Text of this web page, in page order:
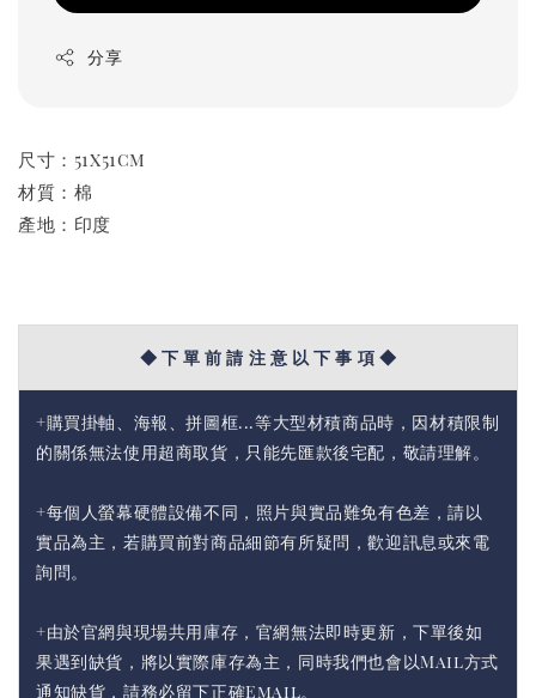
分享
尺寸：51x51cm
材質：棉
產地：印度
◆ 下 單 前 請 注 意 以 下 事 項 ◆
+購買掛軸、海報、拼圖框...等大型材積商品時，因材積限制
的關係無法使用超商取貨，只能先匯款後宅配，敬請理解。
+每個人螢幕硬體設備不同，照片與實品難免有色差，請以
實品為主，若購買前對商品細節有所疑問，歡迎訊息或來電
詢問。
+由於官網與現場共用庫存，官網無法即時更新，下單後如
果遇到缺貨，將以實際庫存為主，同時我們也會以Mail方式
通知缺貨，請務必留下正確Email。